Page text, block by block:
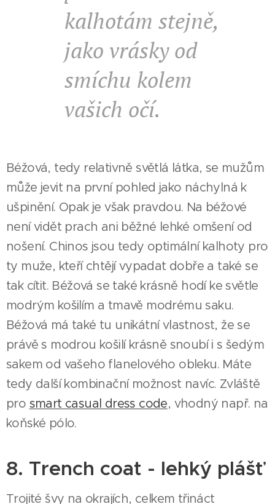
kalhotám stejně,
jako vrásky od
smíchu kolem
vašich očí.
Béžová, tedy relativně světlá látka, se mužům
může jevit na první pohled jako náchylná k
ušpinění. Opak je však pravdou. Na béžové
není vidět prach ani běžné lehké omšení od
nošení. Chinos jsou tedy optimální kalhoty pro
ty muže, kteří chtějí vypadat dobře a také se
tak cítit. Béžová se také krásně hodí ke světle
modrým košilím a tmavě modrému saku.
Béžová má také tu unikátní vlastnost, že se
právě s modrou košilí krásně snoubí i s šedým
sakem od vašeho flanelového obleku. Máte
tedy další kombinační možnost navíc. Zvláště
pro smart casual dress code, vhodný např. na
koňské pólo.
8. Trench coat - lehký plášť
Trojité švy na okrajích, celkem třináct